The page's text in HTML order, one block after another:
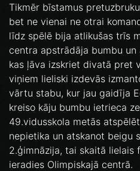
Tikmēr bīstamus
bet ne vienai ne otrai
līdz spēlē bija atlikušas trīs
centra apstrādāja bumbu
kas ļāva izskriet divatā pret
viņiem lieliski izdevās
vārtu stabu, kur jau gaidīja
kreiso kāju bumbu ietrieca
49.vidusskola metās
nepietika un atskanot beigu
2.ģimnāzija, tai skaitā lielais
ieradies Olimpiskajā centrā.